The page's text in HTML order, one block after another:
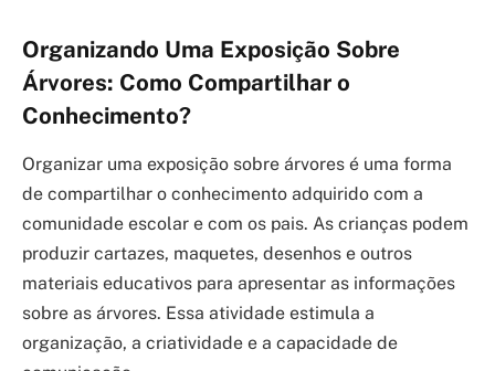
Organizando Uma Exposição Sobre
Árvores: Como Compartilhar o
Conhecimento?
Organizar uma exposição sobre árvores é uma forma
de compartilhar o conhecimento adquirido com a
comunidade escolar e com os pais. As crianças podem
produzir cartazes, maquetes, desenhos e outros
materiais educativos para apresentar as informações
sobre as árvores. Essa atividade estimula a
organização, a criatividade e a capacidade de